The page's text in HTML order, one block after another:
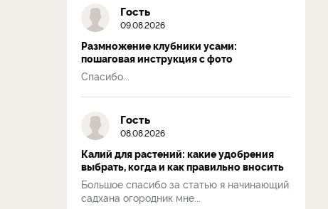
Гость
09.08.2026
Размножение клубники усами:
пошаговая инструкция с фото
Спасибо...
Гость
08.08.2026
Калий для растений: какие удобрения
выбрать, когда и как правильно вносить
Большое спасибо за статью я начинающий
садхана огородник мне...